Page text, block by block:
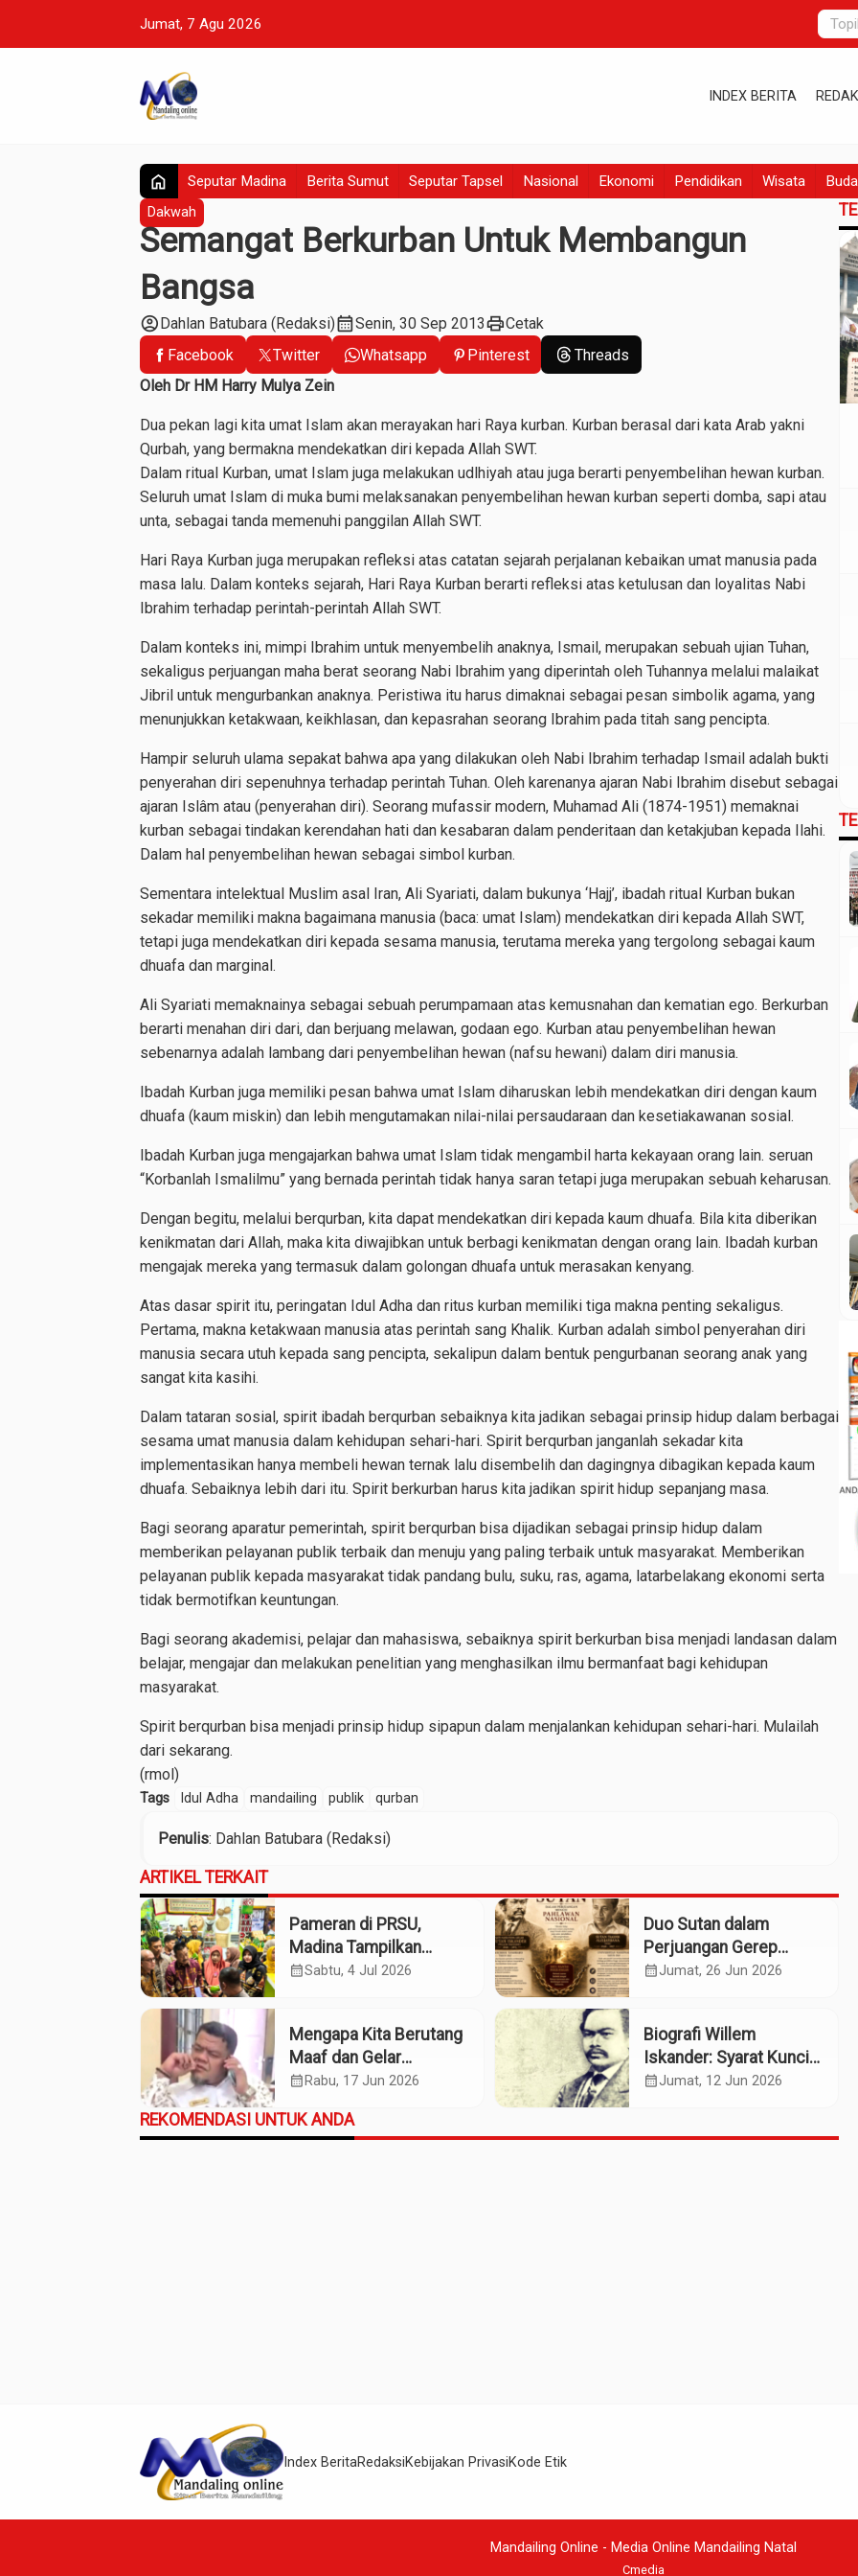
Jumat, 7 Agu 2026
INDEX BERITA
home Seputar Madina Berita Sumut Seputar Tapsel Nasional Ekonomi Pendidikan Wisata
Dakwah
Semangat Berkurban Untuk Membangun
Bangsa
account_circleDahlan Batubara (Redaksi)calendar_monthSenin, 30 Sep 2013printCetak
Facebook
Twitter Whatsapp Pinterest
Threads
Oleh Dr HM Harry Mulya Zein
Dua pekan lagi kita umat Islam akan merayakan hari Raya kurban. Kurban berasal dari kata Arab yakni
Qurbah, yang bermakna mendekatkan diri kepada Allah SWT.
Dalam ritual Kurban, umat Islam juga melakukan udlhiyah atau juga berarti penyembelihan hewan kurban.
Seluruh umat Islam di muka bumi melaksanakan penyembelihan hewan kurban seperti domba, sapi atau
unta, sebagai tanda memenuhi panggilan Allah SWT.
Hari Raya Kurban juga merupakan refleksi atas catatan sejarah perjalanan kebaikan umat manusia pada
masa lalu. Dalam konteks sejarah, Hari Raya Kurban berarti refleksi atas ketulusan dan loyalitas Nabi
Ibrahim terhadap perintah-perintah Allah SWT.
Dalam konteks ini, mimpi Ibrahim untuk menyembelih anaknya, Ismail, merupakan sebuah ujian Tuhan,
sekaligus perjuangan maha berat seorang Nabi Ibrahim yang diperintah oleh Tuhannya melalui malaikat
Jibril untuk mengurbankan anaknya. Peristiwa itu harus dimaknai sebagai pesan simbolik agama, yang
menunjukkan ketakwaan, keikhlasan, dan kepasrahan seorang Ibrahim pada titah sang pencipta.
Hampir seluruh ulama sepakat bahwa apa yang dilakukan oleh Nabi Ibrahim terhadap Ismail adalah bukti
penyerahan diri sepenuhnya terhadap perintah Tuhan. Oleh karenanya ajaran Nabi Ibrahim disebut sebagai
ajaran Islâm atau (penyerahan diri). Seorang mufassir modern, Muhamad Ali (1874-1951) memaknai
kurban sebagai tindakan kerendahan hati dan kesabaran dalam penderitaan dan ketakjuban kepada Ilahi.
Dalam hal penyembelihan hewan sebagai simbol kurban.
Sementara intelektual Muslim asal Iran, Ali Syariati, dalam bukunya ‘Hajj’, ibadah ritual Kurban bukan
sekadar memiliki makna bagaimana manusia (baca: umat Islam) mendekatkan diri kepada Allah SWT,
tetapi juga mendekatkan diri kepada sesama manusia, terutama mereka yang tergolong sebagai kaum
dhuafa dan marginal.
Ali Syariati memaknainya sebagai sebuah perumpamaan atas kemusnahan dan kematian ego. Berkurban
berarti menahan diri dari, dan berjuang melawan, godaan ego. Kurban atau penyembelihan hewan
sebenarnya adalah lambang dari penyembelihan hewan (nafsu hewani) dalam diri manusia.
Ibadah Kurban juga memiliki pesan bahwa umat Islam diharuskan lebih mendekatkan diri dengan kaum
dhuafa (kaum miskin) dan lebih mengutamakan nilai-nilai persaudaraan dan kesetiakawanan sosial.
Ibadah Kurban juga mengajarkan bahwa umat Islam tidak mengambil harta kekayaan orang lain. seruan
“Korbanlah Ismalilmu” yang bernada perintah tidak hanya saran tetapi juga merupakan sebuah keharusan.
Dengan begitu, melalui berqurban, kita dapat mendekatkan diri kepada kaum dhuafa. Bila kita diberikan
kenikmatan dari Allah, maka kita diwajibkan untuk berbagi kenikmatan dengan orang lain. Ibadah kurban
mengajak mereka yang termasuk dalam golongan dhuafa untuk merasakan kenyang.
Atas dasar spirit itu, peringatan Idul Adha dan ritus kurban memiliki tiga makna penting sekaligus.
Pertama, makna ketakwaan manusia atas perintah sang Khalik. Kurban adalah simbol penyerahan diri
manusia secara utuh kepada sang pencipta, sekalipun dalam bentuk pengurbanan seorang anak yang
sangat kita kasihi.
Dalam tataran sosial, spirit ibadah berqurban sebaiknya kita jadikan sebagai prinsip hidup dalam berbagai
sesama umat manusia dalam kehidupan sehari-hari. Spirit berqurban janganlah sekadar kita
implementasikan hanya membeli hewan ternak lalu disembelih dan dagingnya dibagikan kepada kaum
dhuafa. Sebaiknya lebih dari itu. Spirit berkurban harus kita jadikan spirit hidup sepanjang masa.
Bagi seorang aparatur pemerintah, spirit berqurban bisa dijadikan sebagai prinsip hidup dalam
memberikan pelayanan publik terbaik dan menuju yang paling terbaik untuk masyarakat. Memberikan
pelayanan publik kepada masyarakat tidak pandang bulu, suku, ras, agama, latarbelakang ekonomi serta
tidak bermotifkan keuntungan.
Bagi seorang akademisi, pelajar dan mahasiswa, sebaiknya spirit berkurban bisa menjadi landasan dalam
belajar, mengajar dan melakukan penelitian yang menghasilkan ilmu bermanfaat bagi kehidupan
masyarakat.
Spirit berqurban bisa menjadi prinsip hidup sipapun dalam menjalankan kehidupan sehari-hari. Mulailah
dari sekarang.
(rmol)
Tags Idul Adha mandailing publik qurban
Penulis: Dahlan Batubara (Redaksi)
ARTIKEL TERKAIT
Pameran di PRSU,
Madina Tampilkan
Produk UMKM
calendar_monthSabtu, 4 Jul 2026
Duo Sutan dalam
Perjuangan Gerep
Institute Naik ke
calendar_monthJumat, 26 Jun 2026
Mengapa Kita Berutang
Maaf dan Gelar
Pahlawan pada Sosok
calendar_month Rabu, 17 Jun 2026
Biografi Willem
Iskander: Syarat Kunci
Pengusulan Pahlawan
calendar_monthJumat, 12 Jun 2026
REKOMENDASI UNTUK ANDA
Index BeritaRedaksiKebijakan PrivasiKode Etik
Mandailing Online - Media Online Mandailing Natal
Cmedia